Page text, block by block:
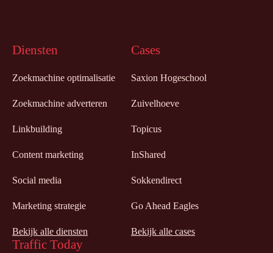
Diensten
Zoekmachine optimalisatie
Zoekmachine adverteren
Linkbuilding
Content marketing
Social media
Marketing strategie
Bekijk alle diensten
Cases
Saxion Hogeschool
Zuivelhoeve
Topicus
InShared
Sokkendirect
Go Ahead Eagles
Bekijk alle cases
Traffic Today